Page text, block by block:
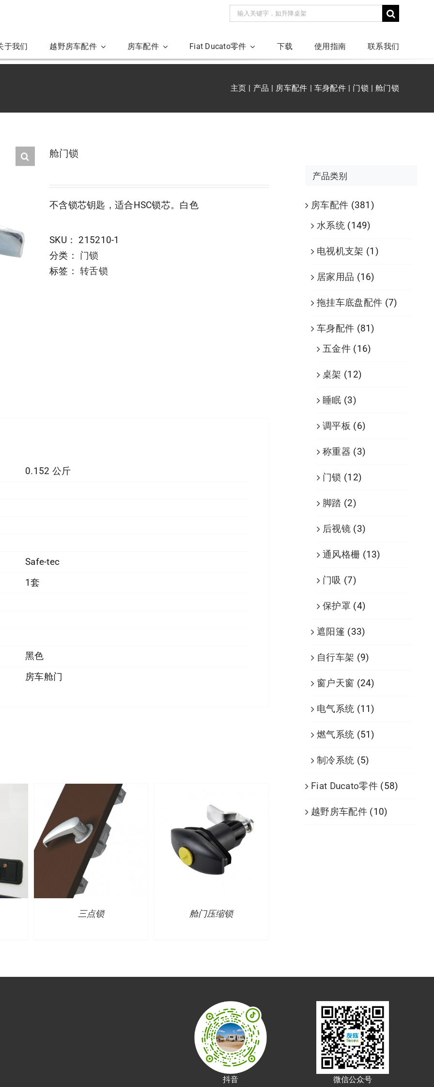
搜
于我们 越野房车配件 房车配件 Fiat Ducato零件 下载 使用指南 联系我们
主页 产品 房车配件 车身配件 门锁 舱门锁
舱门锁
不含锁芯钥匙，适合HSC锁芯。白色
SKU： 215210-1
分类： 门锁
标签：转舌锁
0.152 公斤
Safe-tec
1套
黑色
房车舱门
三点锁 舱门压缩锁
产品类别
房车配件 (381)
水系统 (149)
电视机支架 (1)
居家用品 (16)
拖挂车底盘配件 (7)
车身配件 (81)
五金件 (16)
桌架 (12)
睡眠 (3)
调平板 (6)
称重器 (3)
门锁 (12)
脚踏 (2)
后视镜 (3)
通风格栅 (13)
门吸 (7)
保护罩 (4)
遮阳篷 (33)
自行车架 (9)
窗户天窗 (24)
电气系统 (11)
燃气系统 (51)
制冷系统 (5)
Fiat Ducato零件 (58)
越野房车配件 (10)
抖音 微信公众号